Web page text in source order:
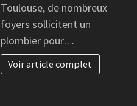
Toulouse, de nombreux
foyers sollicitent un
plombier pour…
Voir article complet